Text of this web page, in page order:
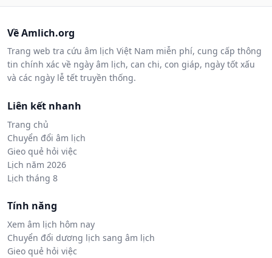
Về Amlich.org
Trang web tra cứu âm lịch Việt Nam miễn phí, cung cấp thông
tin chính xác về ngày âm lịch, can chi, con giáp, ngày tốt xấu
và các ngày lễ tết truyền thống.
Liên kết nhanh
Trang chủ
Chuyển đổi âm lịch
Gieo quẻ hỏi việc
Lịch năm 2026
Lịch tháng 8
Tính năng
Xem âm lịch hôm nay
Chuyển đổi dương lịch sang âm lịch
Gieo quẻ hỏi việc